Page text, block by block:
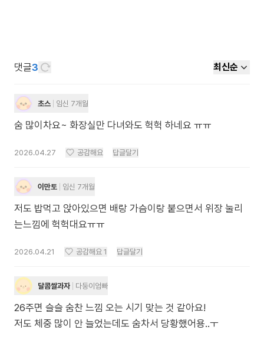
댓글3 최신순
초스 임신 7개월
숨 많이차요~ 화장실만 다녀와도 헉헉 하네요 ㅠㅠ
2026.04.27 공감해요 답글달기
이만토 임신 7개월
저도 밥먹고 앉아있으면 배랑 가슴이랑 붙으면서 위장 눌리
는느낌에 헉헉대요ㅠㅠ
2026.04.21 공감해요 1 답글달기
달콤쌀과자 다둥이엄빠
26주면 슬슬 숨찬 느낌 오는 시기 맞는 것 같아요!
저도 체중 많이 안 늘었는데도 숨차서 당황했어용..ㅜ